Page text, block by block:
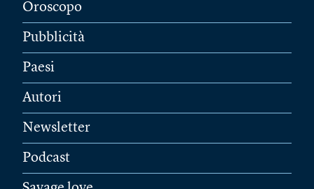
Oroscopo
Pubblicità
Paesi
Autori
Newsletter
Podcast